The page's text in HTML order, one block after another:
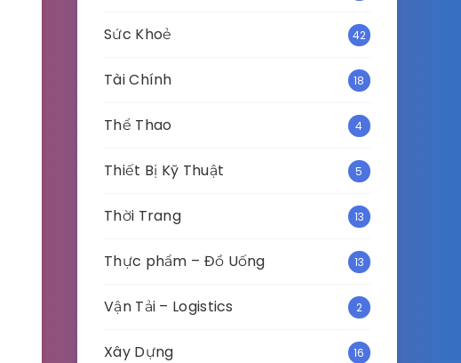
Sức Khoẻ 42
Tài Chính 18
Thể Thao 4
Thiết Bị Kỹ Thuật 5
Thời Trang 13
Thực phẩm – Đồ Uống 13
Vận Tải – Logistics 2
Xây Dựng 16